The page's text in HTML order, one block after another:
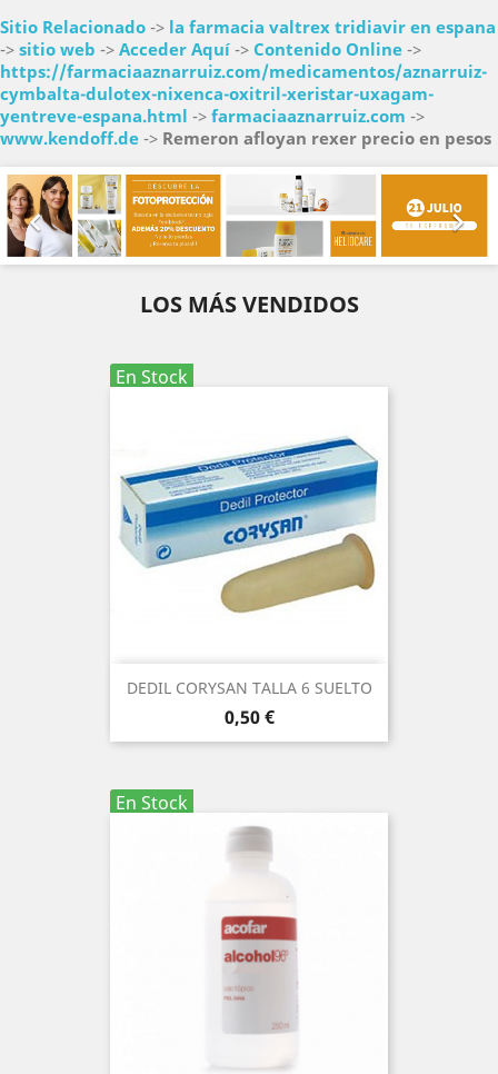
Sitio Relacionado -> la farmacia valtrex tridiavir en espana
-> sitio web -> Acceder Aquí -> Contenido Online ->
https://farmaciaaznarruiz.com/medicamentos/aznarruiz-
cymbalta-dulotex-nixenca-oxitril-xeristar-uxagam-
yentreve-espana.html -> farmaciaaznarruiz.com ->
www.kendoff.de -> Remeron afloyan rexer precio en pesos

Anterior

LOS MÁS VENDIDOS
En Stock
DEDIL CORYSAN TALLA 6 SUELTO
Precio
0,50 €
En Stock